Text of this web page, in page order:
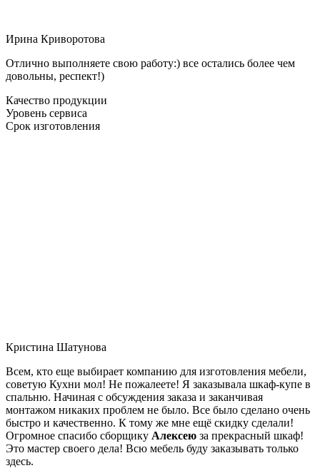
Ирина Криворотова
Отлично выполняете свою работу:) все остались более чем
довольны, респект!)
Качество продукции
Уровень сервиса
Срок изготовления
Кристина Шатунова
Всем, кто еще выбирает компанию для изготовления мебели,
советую Кухни мол! Не пожалеете! Я заказывала шкаф-купе в
спальню. Начиная с обсуждения заказа и заканчивая
монтажом никаких проблем не было. Все было сделано очень
быстро и качественно. К тому же мне ещё скидку сделали!
Огромное спасибо сборщику Алексею за прекрасный шкаф!
Это мастер своего дела! Всю мебель буду заказывать только
здесь.